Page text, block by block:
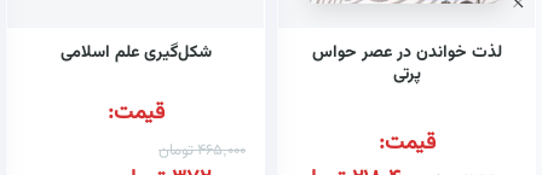
لذت خواندن در عصر حواس
پرتی
قیمت:
شکل‌گیری علم اسلامی
قیمت:
465,000تومان